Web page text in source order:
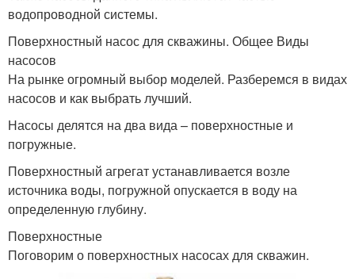
водопроводной системы.
Поверхностный насос для скважины. Общее Виды
насосов
На рынке огромный выбор моделей. Разберемся в видах
насосов и как выбрать лучший.
Насосы делятся на два вида – поверхностные и
погружные.
Поверхностный агрегат устанавливается возле
источника воды, погружной опускается в воду на
определенную глубину.
Поверхностные
Поговорим о поверхностных насосах для скважин.